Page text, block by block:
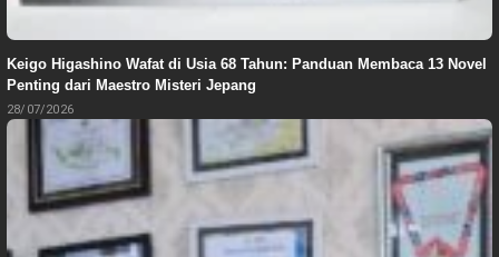
Keigo Higashino Wafat di Usia 68 Tahun: Panduan Membaca 13 Novel
Penting dari Maestro Misteri Jepang
28/07/2026